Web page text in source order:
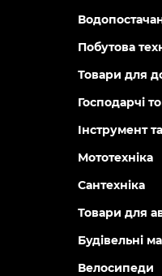
Побутова
Товари для
Господарчі
Інструмент
Мототехніка
Сантехніка
Товари для
Будівельні
Велосипеди